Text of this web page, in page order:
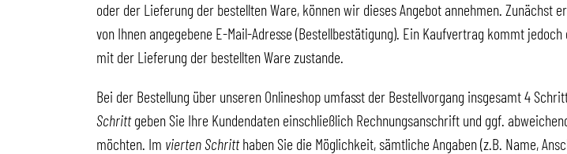
oder der Lieferung der bestellten Ware, können wir dieses Angebot annehmen. Zunächst
von Ihnen angegebene E-Mail-Adresse (Bestellbestätigung). Ein Kaufvertrag kommt
mit der Lieferung der bestellten Ware zustande.
Bei der Bestellung über unseren Onlineshop umfasst der Bestellvorgang insgesamt 4
Schrittgeben Sie Ihre Kundendaten einschließlich Rechnungsanschrift und ggf.
möchten. Im vierten Schritthaben Sie die Möglichkeit, sämtliche Angaben (z.B. Name,